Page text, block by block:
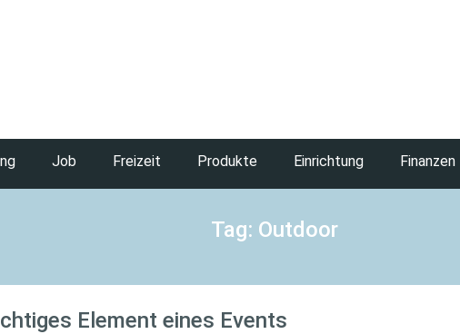
Job Freizeit Produkte Einrichtung Finanzen
Tag: Outdoor
Element eines Events